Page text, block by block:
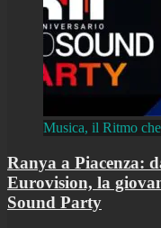
Musica, il Ritmo
Ranya a Piacenza:
Eurovision, la
Sound Party